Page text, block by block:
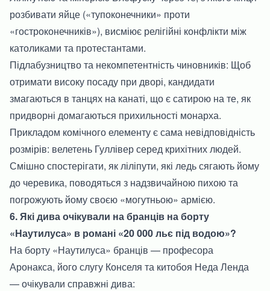
розбивати яйце («тупоконечники» проти
«гостроконечників»), висміює релігійні конфлікти між
католиками та протестантами.
Підлабузництво та некомпетентність чиновників: Щоб
отримати високу посаду при дворі, кандидати
змагаються в танцях на канаті, що є сатирою на те, як
придворні домагаються прихильності монарха.
Прикладом комічного елементу є сама невідповідність
розмірів: велетень Гуллівер серед крихітних людей.
Смішно спостерігати, як ліліпути, які ледь сягають йому
до черевика, поводяться з надзвичайною пихою та
погрожують йому своєю «могутньою» армією.
6. Які дива очікували на бранців на борту
«Наутилуса» в романі «20 000 льє під водою»?
На борту «Наутилуса» бранців — професора
Аронакса, його слугу Конселя та китобоя Неда Ленда
— очікували справжні дива: